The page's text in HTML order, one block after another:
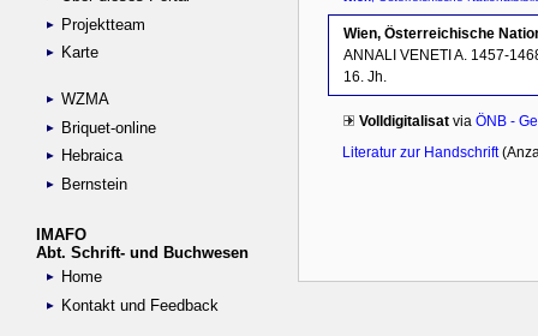
Projektteam
Karte
WZMA
Briquet-online
Hebraica
Bernstein
IMAFO
Abt. Schrift- und Buchwesen
Home
Kontakt und Feedback